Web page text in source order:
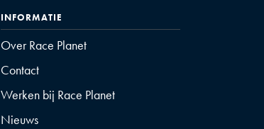
INFORMATIE
Over Race Planet
Contact
Werken bij Race Planet
Nieuws